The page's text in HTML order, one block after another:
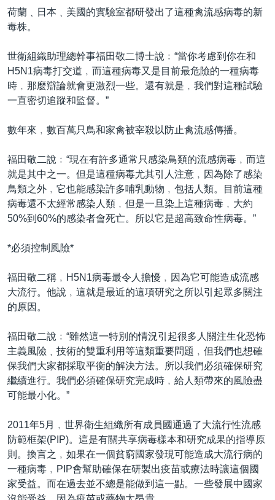
荷蘭﹑日本﹑美國的實驗室都研發出了這種禽流感病毒的新
毒株。
世衛組織助理總幹事福田敬二博士說﹕“當你考慮到你在和
H5N1病毒打交道﹐而這種病毒又是目前最危險的一種病毒
時﹐那麼辯論就會更激烈一些。還有就是﹐我們對這種試驗
一直密切追蹤和監督。”
數年來﹐數百萬只鳥和家禽被宰殺以防止禽流感傳播。
福田敬二說﹕“現在有許多通常只感染鳥類的流感病毒﹐而這
就是其中之一。但是這種病毒尤其引人注意﹐因為除了感染
鳥類之外﹐它也能感染許多哺乳動物﹐包括人類。目前這種
病毒還不太經常感染人類﹐但是一旦染上這種病毒﹐大約
50%到60%的感染者會死亡。所以它是超高致命性病毒。”
*必須控制風險*
福田敬二稱﹐H5N1病毒最令人擔懮﹐因為它可能造成流感
大流行。他說﹐這就是最近的這項研究之所以引起眾多關注
的原因。
福田敬二說﹕“雖然這一特別的情況引起很多人關注生化恐怖
主義風險﹑技術的雙重利用等這類重要問題﹐但我們也想確
保我們大家都採取平衡的解決方法。所以我們必須確保研究
繼續進行。我們必須確保研究完成時﹐給人類帶來的風險盡
可能最小化。”
2011年5月﹐世界衛生組織所有成員國通過了大流行性流感
防範框架(PIP)。這是有關共享病毒樣本和研究成果的指導原
則。換言之﹐如果在一個貧窮國家發現可能造成大流行病的
一種病毒﹐PIP會幫助確保在研製出疫苗或療法時讓這個國
家受益。而在過去並不總是能做到這一點。一些發展中國家